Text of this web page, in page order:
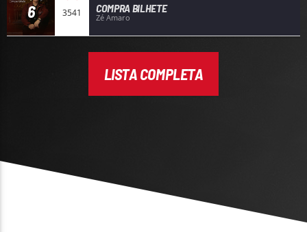
6 3541 COMPRA BILHETE
Zé Amaro
LISTA COMPLETA